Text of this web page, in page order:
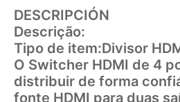
DESCRIPCIÓN
Descrição:
Tipo de item:Divisor
O Switcher HDMI de 4
distribuir de forma
fonte HDMI para duas